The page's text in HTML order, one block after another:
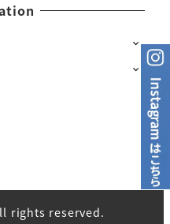
rights reserved.